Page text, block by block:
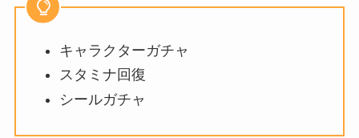
キャラクターガチャ
スタミナ回復
シールガチャ